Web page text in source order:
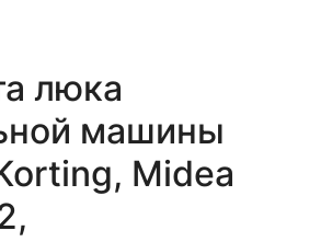
люка
машины
Midea